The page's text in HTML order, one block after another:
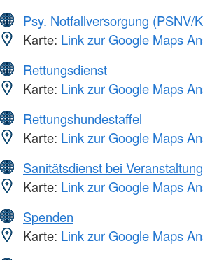
Psy. Notfallversorgung (PSNV/
Karte: Link zur Google Maps
Rettungsdienst
Karte: Link zur Google Maps
Rettungshundestaffel
Karte: Link zur Google Maps
Sanitätsdienst bei
Karte: Link zur Google Maps
Spenden
Karte: Link zur Google Maps